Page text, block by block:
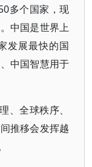
多个国家，现
中国是世界上
发展最快的国
中国智慧用于
、全球秩序、
推移会发挥越